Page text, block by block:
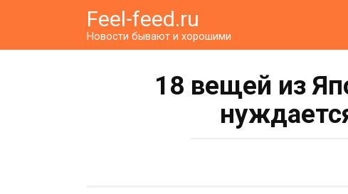
Feel-feed.ru
Новости бывают и хорошими
18 вещей из